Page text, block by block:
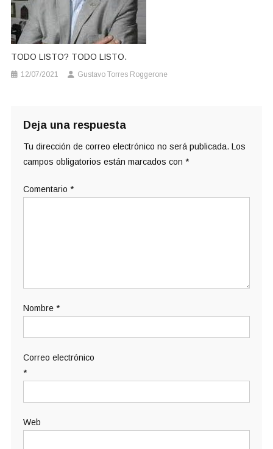
TODO LISTO? TODO LISTO.
12/07/2021 Gustavo Torres Roggerone
Deja una respuesta
Tu dirección de correo electrónico no será publicada. Los
campos obligatorios están marcados con *
Comentario *
Nombre *
Correo electrónico
*
Web